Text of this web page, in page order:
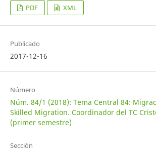
PDF XML
Publicado
2017-12-16
Número
Núm. 84/1 (2018): Tema Central 84:
Skilled Migration. Coordinador del TC
(primer semestre)
Sección